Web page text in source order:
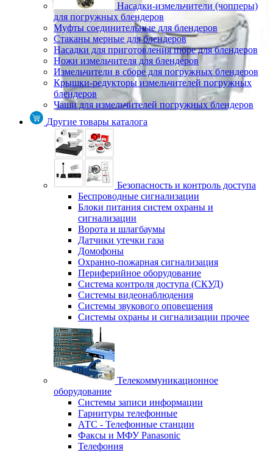
Насадки-измельчители (чопперы)
для погружных блендеров
Муфты соединительные для блендеров
Стаканы мерные для блендеров
Насадки для приготовления пюре для блендеров
Ножи измельчителя для блендеров
Измельчители в сборе для погружных блендеров
Крышки-редукторы измельчителей погружных
блендеров
Чаши для измельчителей погружных блендеров
Другие товары каталога
Безопасность и контроль доступа
Беспроводные сигнализации
Блоки питания систем охраны и
сигнализации
Ворота и шлагбаумы
Датчики утечки газа
Домофоны
Охранно-пожарная сигнализация
Периферийное оборудование
Система контроля доступа (СКУД)
Системы видеонаблюдения
Системы звукового оповещения
Системы охраны и сигнализации прочее
Телекоммуникационное
оборудование
Системы записи информации
Гарнитуры телефонные
АТС - Телефонные станции
Факсы и МФУ Panasonic
Телефония